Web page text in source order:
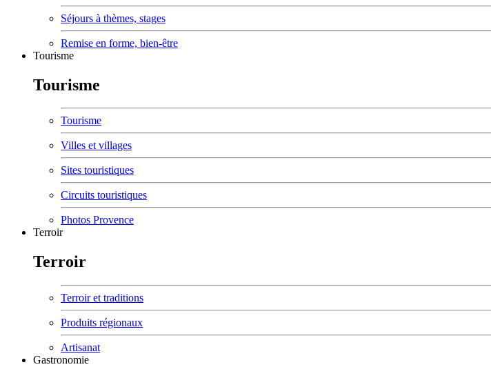
Séjours à thèmes, stages
Remise en forme, bien-être
Tourisme
Tourisme
Tourisme
Villes et villages
Sites touristiques
Circuits touristiques
Photos Provence
Terroir
Terroir
Terroir et traditions
Produits régionaux
Artisanat
Gastronomie